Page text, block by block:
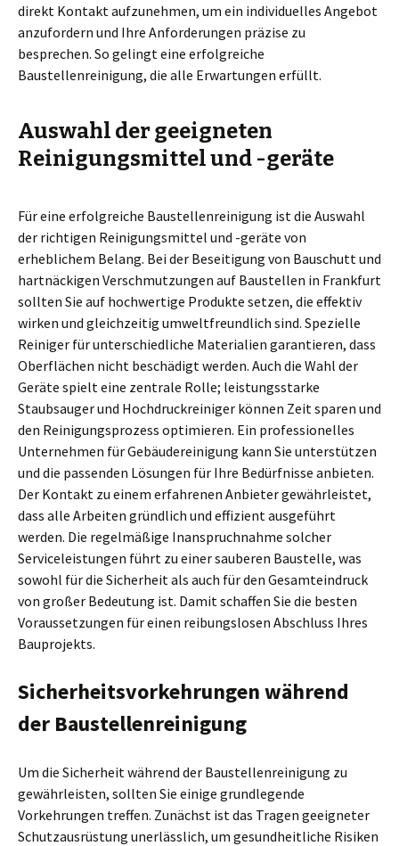
direkt Kontakt aufzunehmen, um ein individuelles Angebot
anzufordern und Ihre Anforderungen präzise zu
besprechen. So gelingt eine erfolgreiche
Baustellenreinigung, die alle Erwartungen erfüllt.
Auswahl der geeigneten
Reinigungsmittel und -geräte
Für eine erfolgreiche Baustellenreinigung ist die Auswahl
der richtigen Reinigungsmittel und -geräte von
erheblichem Belang. Bei der Beseitigung von Bauschutt und
hartnäckigen Verschmutzungen auf Baustellen in Frankfurt
sollten Sie auf hochwertige Produkte setzen, die effektiv
wirken und gleichzeitig umweltfreundlich sind. Spezielle
Reiniger für unterschiedliche Materialien garantieren, dass
Oberflächen nicht beschädigt werden. Auch die Wahl der
Geräte spielt eine zentrale Rolle; leistungsstarke
Staubsauger und Hochdruckreiniger können Zeit sparen und
den Reinigungsprozess optimieren. Ein professionelles
Unternehmen für Gebäudereinigung kann Sie unterstützen
und die passenden Lösungen für Ihre Bedürfnisse anbieten.
Der Kontakt zu einem erfahrenen Anbieter gewährleistet,
dass alle Arbeiten gründlich und effizient ausgeführt
werden. Die regelmäßige Inanspruchnahme solcher
Serviceleistungen führt zu einer sauberen Baustelle, was
sowohl für die Sicherheit als auch für den Gesamteindruck
von großer Bedeutung ist. Damit schaffen Sie die besten
Voraussetzungen für einen reibungslosen Abschluss Ihres
Bauprojekts.
Sicherheitsvorkehrungen während
der Baustellenreinigung
Um die Sicherheit während der Baustellenreinigung zu
gewährleisten, sollten Sie einige grundlegende
Vorkehrungen treffen. Zunächst ist das Tragen geeigneter
Schutzausrüstung unerlässlich, um gesundheitliche Risiken